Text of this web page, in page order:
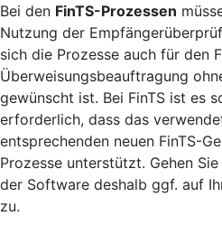
Bei den FinTS-Prozessen
Nutzung der
sich die Prozesse auch für den
Überweisungsbeauftragung
gewünscht ist. Bei FinTS ist es
erforderlich, dass das
entsprechenden neuen FinTS-
Prozesse unterstützt. Gehen
der Software deshalb ggf. auf
zu.